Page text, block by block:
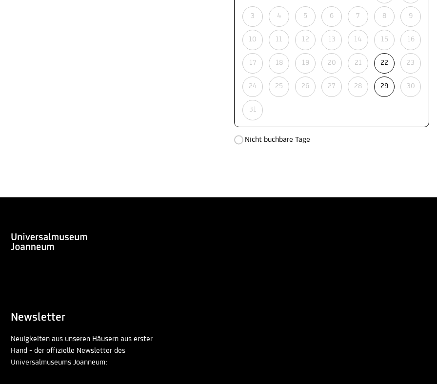
3 4 5 6 7 8 9
10 11 12 13 14 15 16
17 18 19 20 21 22 23
24 25 26 27 28 29 30
31
Nicht buchbare Tage
Newsletter
Neuigkeiten aus unseren Häusern aus erster
Hand - der offizielle Newsletter des
Universalmuseums Joanneum: